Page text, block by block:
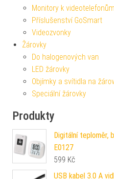
Monitory k videotelefonům
Příslušenství GoSmart
Videozvonky
Žárovky
Do halogenových van
LED žárovky
Objímky a svítidla na
Speciální žárovky
Produkty
Digitální teploměr,
E0127
599 Kč
USB kabel 3.0 A